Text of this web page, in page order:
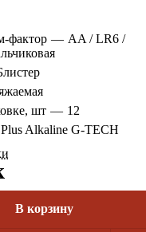
фактор — AA / LR6 /
шт — 12
Alkaline G-TECH
В корзину